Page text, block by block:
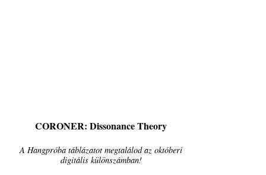
CORONER: Dissonance Theory
A Hangpróba táblázatot megtalálod az októberi
digitális különszámban!